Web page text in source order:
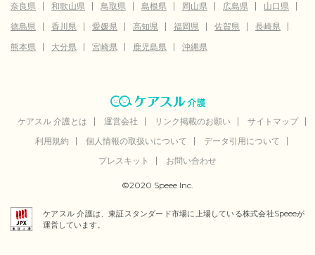
奈良県
和歌山県 鳥取県 島根県 岡山県 広島県
山口県
徳島県
香川県 愛媛県 高知県 福岡県 佐賀県
長崎県
熊本県
大分県 宮崎県 鹿児島県 沖縄県
ケアスル 介護とは 運営会社 リンク掲載のお願い
サイトマップ
利用規約
個人情報の取扱いについて
データ引用について
プレスキット
お問い合わせ
©2020 Speee Inc.
ケアスル 介護は、東証スタンダード市場に上場している株式会社Speeeが
運営しています。